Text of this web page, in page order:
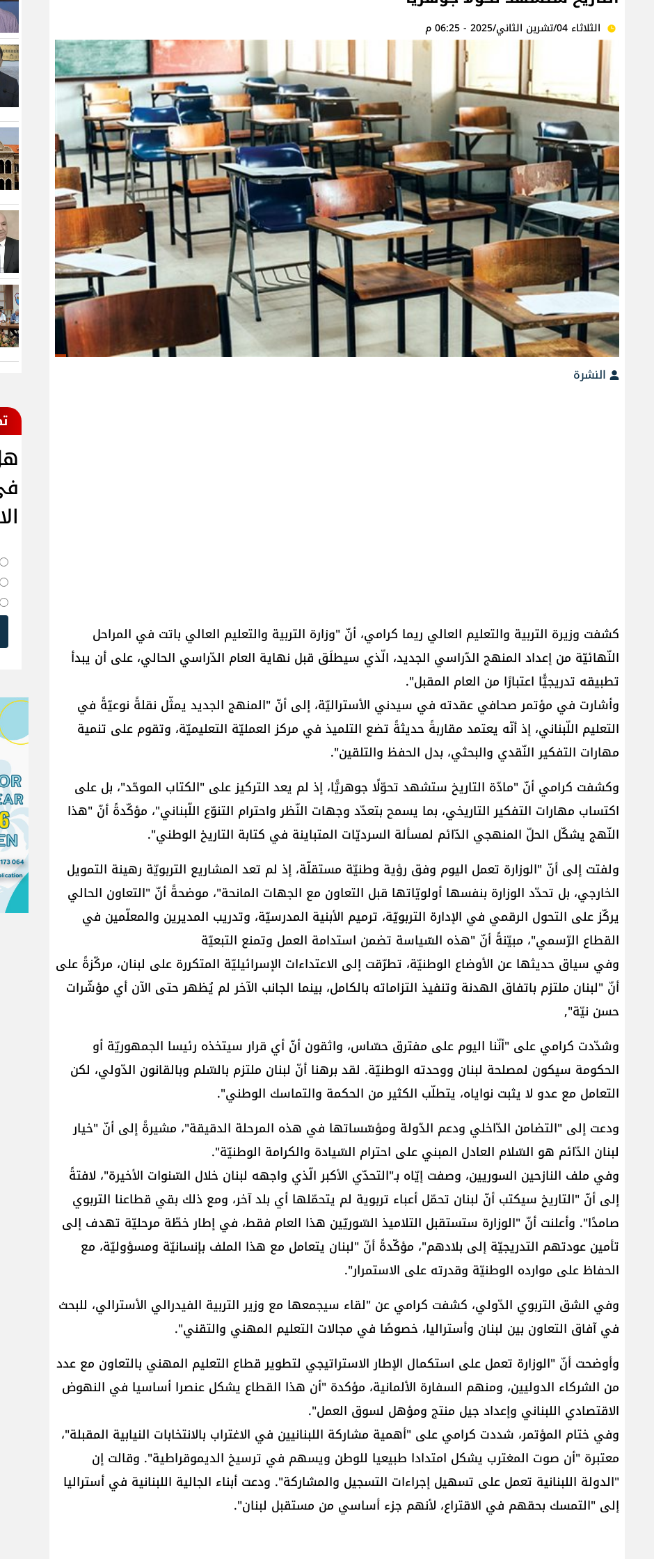
الثلاثاء 04/تشرين الثاني/2025 - 06:25 م
النشرة
كشفت وزيرة التربية والتعليم العالي ​ريما كرامي​، أنّ "وزارة التربية والتعليم العالي باتت في المراحل
النّهائيّة من إعداد المنهج الدّراسي الجديد، الّذي سيطلَق قبل نهاية العام الدّراسي الحالي، على أن يبدأ
تطبيقه تدريجيًّا اعتبارًا من العام المقبل".
وأشارت في مؤتمر صحافي عقدته في سيدني الأستراليّة، إلى أنّ "المنهج الجديد يمثّل نقلةً نوعيّةً في
التعليم اللّبناني، إذ أنّه يعتمد مقاربةً حديثةً تضع التلميذ في مركز العمليّة التعليميّة، وتقوم على تنمية
مهارات التفكير النّقدي والبحثي، بدل الحفظ والتلقين".
وكشفت كرامي أنّ "مادّة التاريخ ستشهد تحوّلًا جوهريًّا، إذ لم يعد التركيز على "الكتاب الموحّد"، بل على
اكتساب مهارات التفكير التاريخي، بما يسمح بتعدّد وجهات النّظر واحترام التنوّع اللّبناني"، مؤكّدةً أنّ "هذا
النّهج يشكّل الحلّ المنهجي الدّائم لمسألة السرديّات المتباينة في كتابة التاريخ الوطني".
ولفتت إلى أنّ "الوزارة تعمل اليوم وفق رؤية وطنيّة مستقلّة، إذ لم تعد المشاريع التربويّة رهينة التمويل
الخارجي، بل تحدّد الوزارة بنفسها أولويّاتها قبل التعاون مع الجهات المانحة"، موضحةً أنّ "التعاون الحالي
يركّز على ​التحول الرقمي​ في الإدارة التربويّة، ترميم الأبنية المدرسيّة، وتدريب المديرين والمعلّمين في
القطاع الرّسمي"، مبيّنةً أنّ "هذه السّياسة تضمن استدامة العمل وتمنع التبعيّة
وفي سياق حديثها عن الأوضاع الوطنيّة، تطرّقت إلى الاعتداءات الإسرائيليّة المتكررة على لبنان، مركّزةً على
أنّ "لبنان ملتزم باتفاق الهدنة وتنفيذ التزاماته بالكامل، بينما الجانب الآخر لم يُظهر حتى الآن أي مؤشّرات
حسن نيّة",
وشدّدت كرامي على "أنّنا اليوم على مفترق حسّاس، واثقون أنّ أي قرار سيتخذه رئيسا الجمهوريّة أو
الحكومة سيكون لمصلحة لبنان ووحدته الوطنيّة. لقد برهنا أنّ لبنان ملتزم بالسّلم وبالقانون الدّولي، لكن
التعامل مع عدو لا يثبت نواياه، يتطلّب الكثير من الحكمة والتماسك الوطني".
ودعت إلى "التضامن الدّاخلي ودعم الدّولة ومؤسّساتها في هذه المرحلة الدقيقة"، مشيرةً إلى أنّ "خيار
لبنان الدّائم هو السّلام العادل المبني على احترام السّيادة والكرامة الوطنيّة".
وفي ملف ​النازحين السوريين​، وصفت إيّاه بـ"التحدّي الأكبر الّذي واجهه لبنان خلال السّنوات الأخيرة"، لافتةً
إلى أنّ "التاريخ سيكتب أنّ لبنان تحمّل أعباء تربوية لم يتحمّلها أي بلد آخر، ومع ذلك بقي قطاعنا التربوي
صامدًا". وأعلنت أنّ "الوزارة ستستقبل التلاميذ السّوريّين هذا العام فقط، في إطار خطّة مرحليّة تهدف إلى
تأمين عودتهم التدريجيّة إلى بلادهم"، مؤكّدةً أنّ "لبنان يتعامل مع هذا الملف بإنسانيّة ومسؤوليّة، مع
الحفاظ على موارده الوطنيّة وقدرته على الاستمرار".
وفي الشق التربوي الدّولي، كشفت كرامي عن "لقاء سيجمعها مع وزير التربية الفيدرالي الأسترالي، للبحث
في آفاق التعاون بين لبنان وأستراليا، خصوصًا في مجالات التعليم المهني والتقني".
وأوضحت أنّ "الوزارة تعمل على استكمال الإطار الاستراتيجي لتطوير قطاع التعليم المهني بالتعاون مع عدد
من الشركاء الدوليين، ومنهم السفارة الألمانية، مؤكدة "أن هذا القطاع يشكل عنصرا أساسيا في النهوض
الاقتصادي اللبناني وإعداد جيل منتج ومؤهل لسوق العمل".
وفي ختام المؤتمر، شددت كرامي على "أهمية مشاركة اللبنانيين في الاغتراب ب​الانتخابات النيابية​ المقبلة"،
معتبرة "أن صوت المغترب يشكل امتدادا طبيعيا للوطن ويسهم في ترسيخ الديموقراطية". وقالت إن
"الدولة اللبنانية تعمل على تسهيل إجراءات التسجيل والمشاركة". ودعت أبناء الجالية اللبنانية في أستراليا
إلى "التمسك بحقهم في الاقتراع، لأنهم جزء أساسي من مستقبل لبنان".